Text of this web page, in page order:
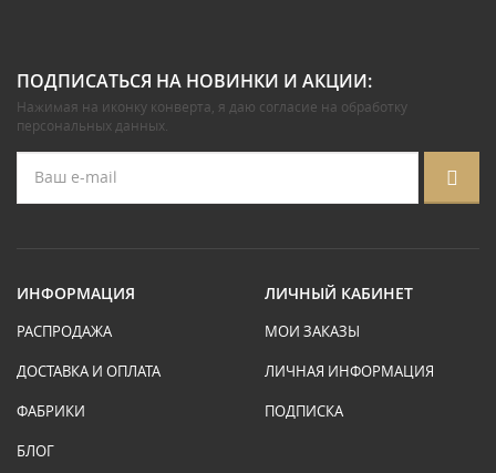
ПОДПИСАТЬСЯ НА НОВИНКИ И АКЦИИ:
Нажимая на иконку конверта, я даю согласие на обработку
персональных данных.
ИНФОРМАЦИЯ
РАСПРОДАЖА
ДОСТАВКА И ОПЛАТА
ФАБРИКИ
БЛОГ
ЛИЧНЫЙ КАБИНЕТ
МОИ ЗАКАЗЫ
ЛИЧНАЯ ИНФОРМАЦИЯ
ПОДПИСКА